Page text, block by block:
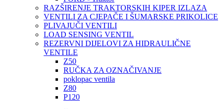
RAZŠIRENJE TRAKTORSKIH KIPER IZLAZA
VENTILI ZA CJEPAČE I ŠUMARSKE PRIKOLICE
PLIVAJUČI VENTILI
LOAD SENSING VENTIL
REZERVNI DIJELOVI ZA HIDRAULIČNE
VENTILE
Z50
RUČKA ZA OZNAČIVANJE
poklopac ventila
Z80
P120